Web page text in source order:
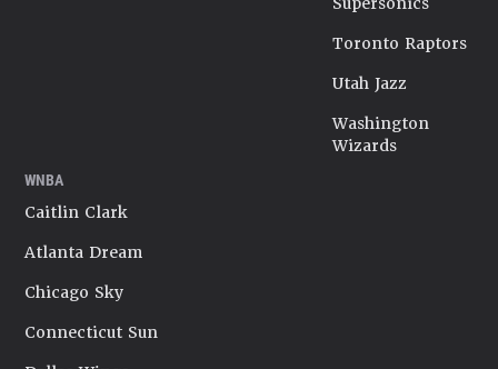
Toronto Raptors
Utah Jazz
Washington
Wizards
WNBA
Caitlin Clark
Atlanta Dream
Chicago Sky
Connecticut Sun